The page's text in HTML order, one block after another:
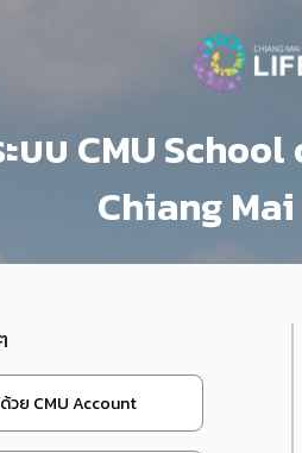
ะบบ CMU
Chiang
วย CMU Account